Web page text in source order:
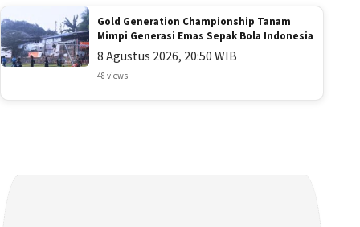
Gold Generation Championship Tanam
Mimpi Generasi Emas Sepak Bola Indonesia
8 Agustus 2026, 20:50 WIB
48 views